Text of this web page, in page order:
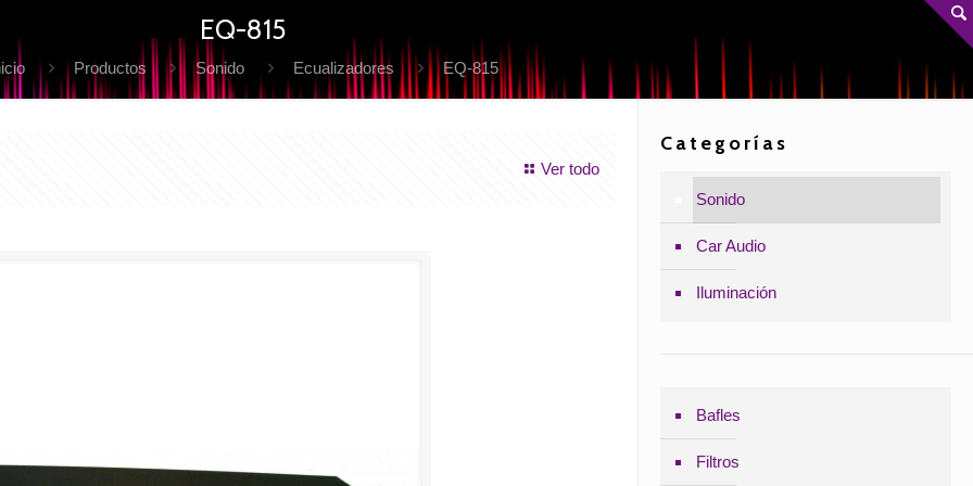
EQ-815
Productos Sonido Ecualizadores EQ-815
Ver todo
Categorías
Sonido
Car Audio
Iluminación
Bafles
Filtros